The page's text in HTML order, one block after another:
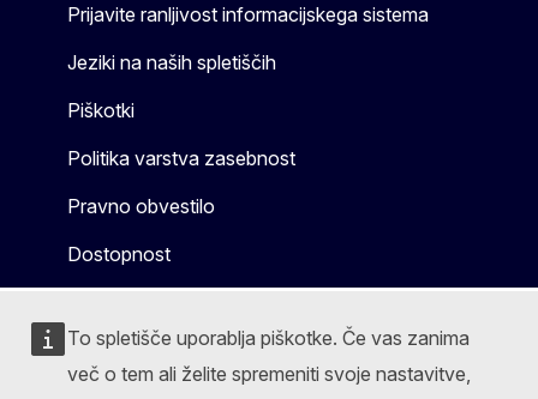
To spletišče uporablja piškotke. Če vas zanima
več o tem ali želite spremeniti svoje nastavitve,
Prijavite ranljivost informacijskega sistema
Jeziki na naših spletiščih
Piškotki
Politika varstva zasebnost
Pravno obvestilo
Dostopnost